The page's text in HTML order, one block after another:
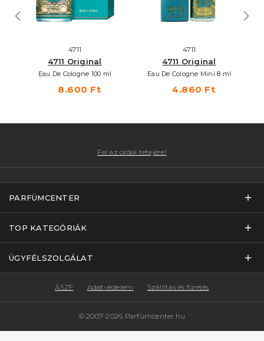
4711
4711 Original
Eau De Cologne 100 ml
8.600 Ft
4711
4711 Original
Eau De Cologne Mini 8 ml
4.860 Ft
Fel az oldal tetejére!
PARFÜMCENTER
TOP KATEGÓRIÁK
ÜGYFÉLSZOLGÁLAT
© 2007-2026 Parfümcenter.hu
ÁSZF Adatvédelem Szállítás és fizetés